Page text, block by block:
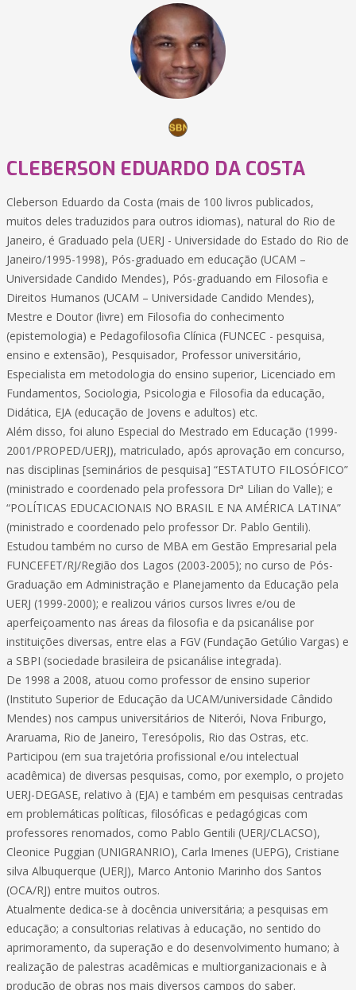
CLEBERSON EDUARDO DA COSTA
Cleberson Eduardo da Costa (mais de 100 livros publicados,
muitos deles traduzidos para outros idiomas), natural do Rio de
Janeiro, é Graduado pela (UERJ - Universidade do Estado do Rio de
Janeiro/1995-1998), Pós-graduado em educação (UCAM –
Universidade Candido Mendes), Pós-graduando em Filosofia e
Direitos Humanos (UCAM – Universidade Candido Mendes),
Mestre e Doutor (livre) em Filosofia do conhecimento
(epistemologia) e Pedagofilosofia Clínica (FUNCEC - pesquisa,
ensino e extensão), Pesquisador, Professor universitário,
Especialista em metodologia do ensino superior, Licenciado em
Fundamentos, Sociologia, Psicologia e Filosofia da educação,
Didática, EJA (educação de Jovens e adultos) etc.
Além disso, foi aluno Especial do Mestrado em Educação (1999-
2001/PROPED/UERJ), matriculado, após aprovação em concurso,
nas disciplinas [seminários de pesquisa] “ESTATUTO FILOSÓFICO”
(ministrado e coordenado pela professora Drª Lilian do Valle); e
“POLÍTICAS EDUCACIONAIS NO BRASIL E NA AMÉRICA LATINA”
(ministrado e coordenado pelo professor Dr. Pablo Gentili).
Estudou também no curso de MBA em Gestão Empresarial pela
FUNCEFET/RJ/Região dos Lagos (2003-2005); no curso de Pós-
Graduação em Administração e Planejamento da Educação pela
UERJ (1999-2000); e realizou vários cursos livres e/ou de
aperfeiçoamento nas áreas da filosofia e da psicanálise por
instituições diversas, entre elas a FGV (Fundação Getúlio Vargas) e
a SBPI (sociedade brasileira de psicanálise integrada).
De 1998 a 2008, atuou como professor de ensino superior
(Instituto Superior de Educação da UCAM/universidade Cândido
Mendes) nos campus universitários de Niterói, Nova Friburgo,
Araruama, Rio de Janeiro, Teresópolis, Rio das Ostras, etc.
Participou (em sua trajetória profissional e/ou intelectual
acadêmica) de diversas pesquisas, como, por exemplo, o projeto
UERJ-DEGASE, relativo à (EJA) e também em pesquisas centradas
em problemáticas políticas, filosóficas e pedagógicas com
professores renomados, como Pablo Gentili (UERJ/CLACSO),
Cleonice Puggian (UNIGRANRIO), Carla Imenes (UEPG), Cristiane
silva Albuquerque (UERJ), Marco Antonio Marinho dos Santos
(OCA/RJ) entre muitos outros.
Atualmente dedica-se à docência universitária; a pesquisas em
educação; a consultorias relativas à educação, no sentido do
aprimoramento, da superação e do desenvolvimento humano; à
realização de palestras acadêmicas e multiorganizacionais e à
produção de obras nos mais diversos campos do saber.